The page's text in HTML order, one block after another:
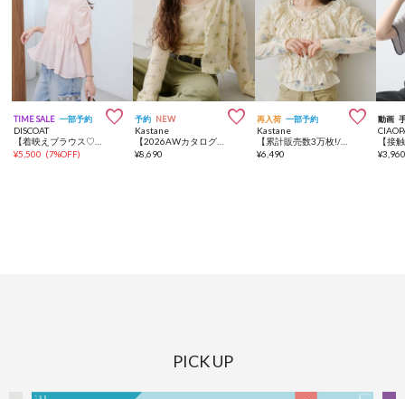
TIME SALE 一部予約 
DISCOAT
¥5,500 (7%OFF)
予約 NEW 
Kastane
¥8,690
再入荷 一部予約 
Kastane
【累計販売数3万枚!/着痩せ◎】クシュクシュブラウス
¥6,490
動画
¥
PICK UP